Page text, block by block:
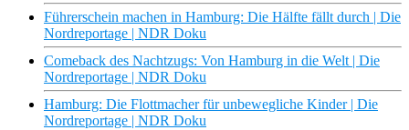
Führerschein machen in Hamburg: Die Hälfte fällt durch | Die
Nordreportage | NDR Doku
Comeback des Nachtzugs: Von Hamburg in die Welt | Die
Nordreportage | NDR Doku
Hamburg: Die Flottmacher für unbewegliche Kinder | Die
Nordreportage | NDR Doku